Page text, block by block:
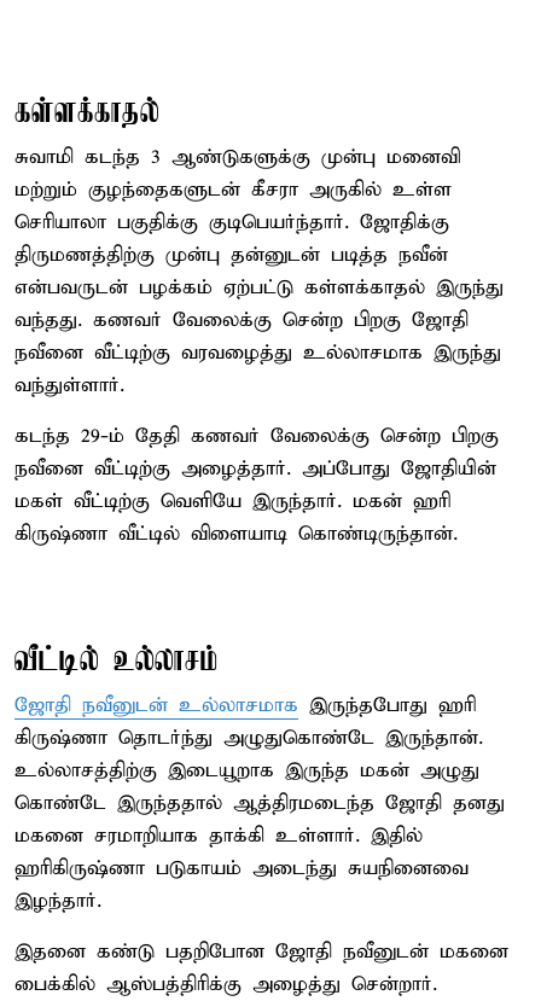
கள்ளக்காதல்
சுவாமி கடந்த 3 ஆண்டுகளுக்கு முன்பு மனைவி
மற்றும் குழந்தைகளுடன் கீசரா அருகில் உள்ள
செரியாலா பகுதிக்கு குடிபெயர்ந்தார். ஜோதிக்கு
திருமணத்திற்கு முன்பு தன்னுடன் படித்த நவீன்
என்பவருடன் பழக்கம் ஏற்பட்டு கள்ளக்காதல் இருந்து
வந்தது. கணவர் வேலைக்கு சென்ற பிறகு ஜோதி
நவீனை வீட்டிற்கு வரவழைத்து உல்லாசமாக இருந்து
வந்துள்ளார்.
கடந்த 29-ம் தேதி கணவர் வேலைக்கு சென்ற பிறகு
நவீனை வீட்டிற்கு அழைத்தார். அப்போது ஜோதியின்
மகள் வீட்டிற்கு வெளியே இருந்தார். மகன் ஹரி
கிருஷ்ணா வீட்டில் விளையாடி கொண்டிருந்தான்.
வீட்டில் உல்லாசம்
ஜோதி நவீனுடன் உல்லாசமாக இருந்தபோது ஹரி
கிருஷ்ணா தொடர்ந்து அழுதுகொண்டே இருந்தான்.
உல்லாசத்திற்கு இடையூறாக இருந்த மகன் அழுது
கொண்டே இருந்ததால் ஆத்திரமடைந்த ஜோதி தனது
மகனை சரமாறியாக தாக்கி உள்ளார். இதில்
ஹரிகிருஷ்ணா படுகாயம் அடைந்து சுயநினைவை
இழந்தார்.
இதனை கண்டு பதறிபோன ஜோதி நவீனுடன் மகனை
பைக்கில் ஆஸ்பத்திரிக்கு அழைத்து சென்றார்.